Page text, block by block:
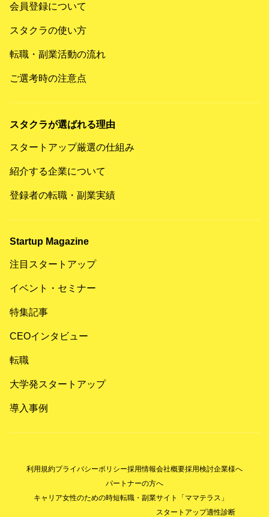
会員登録について
スタクラの使い方
転職・副業活動の流れ
ご選考時の注意点
スタクラが選ばれる理由
スタートアップ厳選の仕組み
紹介する企業について
登録者の転職・副業実績
Startup Magazine
注目スタートアップ
イベント・セミナー
特集記事
CEOインタビュー
転職
大学発スタートアップ
導入事例
利用規約プライバシーポリシー採用情報会社概要採用検討企業様へ
パートナーの方へ
キャリア女性のための時短転職・副業サイト「ママテラス」
スタートアップ適性診断